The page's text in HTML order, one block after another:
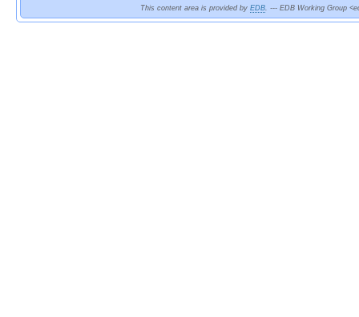
This content area is provided by EDB. --- EDB Working Group